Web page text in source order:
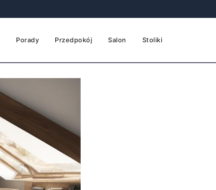
Porady Przedpokój Salon Stoliki